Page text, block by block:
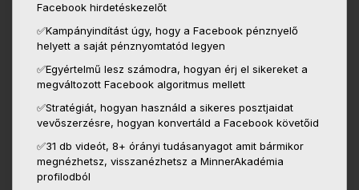
Facebook hirdetéskezelőt
✅Kampányindítást úgy, hogy a Facebook pénznyelő
helyett a saját pénznyomtatód legyen
✅Egyértelmű lesz számodra, hogyan érj el sikereket a
megváltozott Facebook algoritmus mellett
✅Stratégiát, hogyan használd a sikeres posztjaidat
vevőszerzésre, hogyan konvertáld a Facebook követőid
✅31 db videót, 8+ órányi tudásanyagot amit bármikor
megnézhetsz, visszanézhetsz a MinnerAkadémia
profilodból